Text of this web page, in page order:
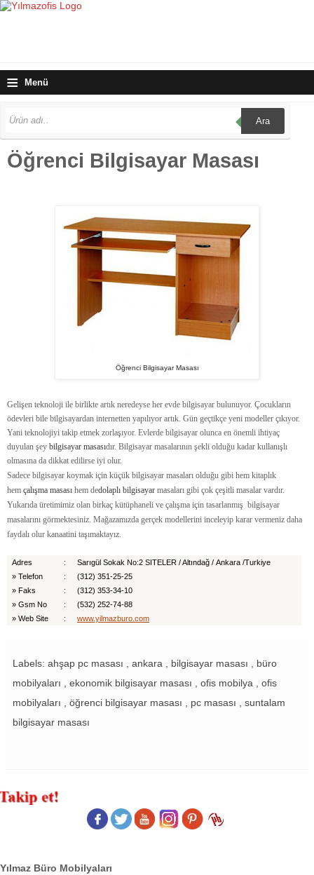
≡ Menü
Ara
Öğrenci Bilgisayar Masası
Öğrenci Bilgisayar Masası
Gelişen teknoloji ile birlikte artık neredeyse her evde bilgisayar bulunuyor. Çocukların
ödevleri bile bilgisayardan internetten yapılıyor artık. Gün geçtikçe yeni modeller çıkıyor.
Yani teknolojiyi takip etmek zorlaşıyor. Evlerde bilgisayar olunca en önemli ihtiyaç
duyulan şey bilgisayar masasıdır. Bilgisayar masalarının şekli olduğu kadar kullanışlı
olmasına da dikkat edilirse iyi olur.
Sadece bilgisayar koymak için küçük bilgisayar masaları olduğu gibi hem kitaplık
hem çalışma masası hem dedolaplı bilgisayar masaları gibi çok çeşitli masalar vardır.
Yukarıda üretimimiz olan birkaç kütüphaneli ve çalışma için tasarlanmış bilgisayar
masalarını görmektesiniz. Mağazamızda gerçek modellerini inceleyip karar vermeniz daha
faydalı olur kanaatini taşımaktayız.
Adres : Sarıgül Sokak No:2 SITELER / Altındağ / Ankara /Turkiye
» Telefon :
(312) 351-25-25
» Faks :
(312) 353-34-10
» Gsm No :
(532) 252-74-88
» Web Site : www.yilmazburo.com
Labels: ahşap pc masası , ankara , bilgisayar masası , büro
mobilyaları , ekonomik bilgisayar masası , ofis mobilya , ofis
mobilyaları , öğrenci bilgisayar masası , pc masası , suntalam
bilgisayar masası
Yılmaz Büro Mobilyaları